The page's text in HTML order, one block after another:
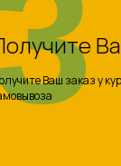
Ваш заказ у